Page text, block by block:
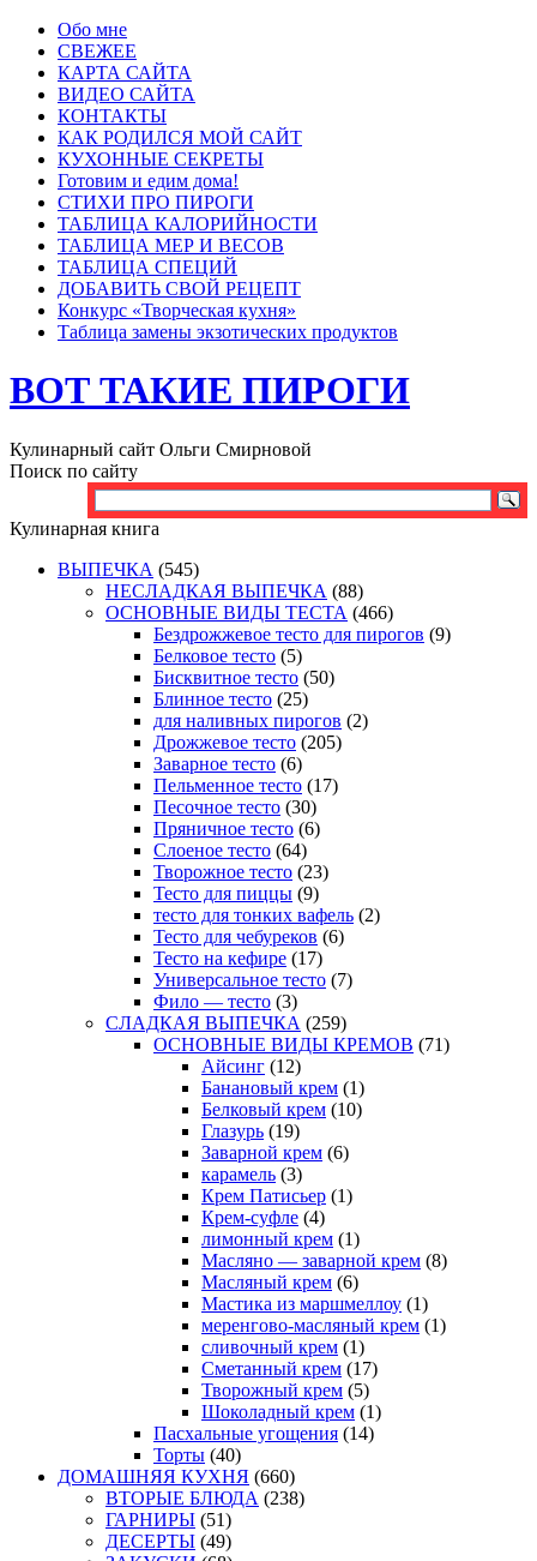
Обо мне
СВЕЖЕЕ
КАРТА САЙТА
ВИДЕО САЙТА
КОНТАКТЫ
КАК РОДИЛСЯ МОЙ САЙТ
КУХОННЫЕ СЕКРЕТЫ
Готовим и едим дома!
СТИХИ ПРО ПИРОГИ
ТАБЛИЦА КАЛОРИЙНОСТИ
ТАБЛИЦА МЕР И ВЕСОВ
ТАБЛИЦА СПЕЦИЙ
ДОБАВИТЬ СВОЙ РЕЦЕПТ
Конкурс «Творческая кухня»
Таблица замены экзотических продуктов
ВОТ ТАКИЕ ПИРОГИ
Кулинарный сайт Ольги Смирновой
Поиск по сайту
Кулинарная книга
ВЫПЕЧКА (545)
НЕСЛАДКАЯ ВЫПЕЧКА (88)
ОСНОВНЫЕ ВИДЫ ТЕСТА (466)
Бездрожжевое тесто для пирогов (9)
Белковое тесто (5)
Бисквитное тесто (50)
Блинное тесто (25)
для наливных пирогов (2)
Дрожжевое тесто (205)
Заварное тесто (6)
Пельменное тесто (17)
Песочное тесто (30)
Пряничное тесто (6)
Слоеное тесто (64)
Творожное тесто (23)
Тесто для пиццы (9)
тесто для тонких вафель (2)
Тесто для чебуреков (6)
Тесто на кефире (17)
Универсальное тесто (7)
Фило — тесто (3)
СЛАДКАЯ ВЫПЕЧКА (259)
ОСНОВНЫЕ ВИДЫ КРЕМОВ (71)
Айсинг (12)
Банановый крем (1)
Белковый крем (10)
Глазурь (19)
Заварной крем (6)
карамель (3)
Крем Патисьер (1)
Крем-суфле (4)
лимонный крем (1)
Масляно — заварной крем (8)
Масляный крем (6)
Мастика из маршмеллоу (1)
меренгово-масляный крем (1)
сливочный крем (1)
Сметанный крем (17)
Творожный крем (5)
Шоколадный крем (1)
Пасхальные угощения (14)
Торты (40)
ДОМАШНЯЯ КУХНЯ (660)
ВТОРЫЕ БЛЮДА (238)
ГАРНИРЫ (51)
ДЕСЕРТЫ (49)